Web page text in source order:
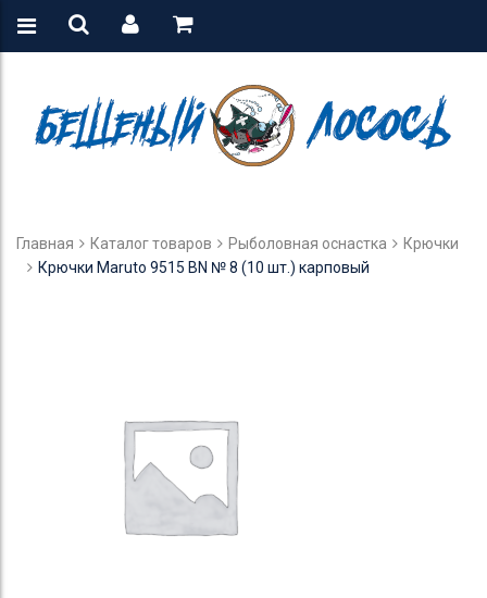
Главная Каталог товаров Рыболовная оснастка
Крючки
Крючки Maruto 9515 BN № 8 (10 шт.) карповый